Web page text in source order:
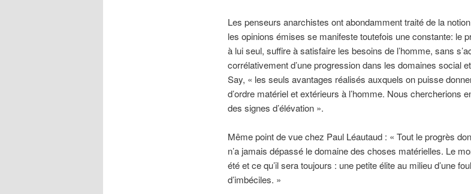
Les penseurs anarchistes ont abondamment traité de la
les opinions émises se manifeste toutefois une constante: le
à lui seul, suffire à satisfaire les besoins de l’homme, sans
corrélativement d’une progression dans les domaines social
Say, « les seuls avantages réalisés auxquels on puisse
d’ordre matériel et extérieurs à l’homme. Nous chercherions
des signes d’élévation ».
Même point de vue chez Paul Léautaud : « Tout le progrès
n’a jamais dépassé le domaine des choses matérielles. Le
été et ce qu’il sera toujours : une petite élite au milieu d’une
d’imbéciles. »